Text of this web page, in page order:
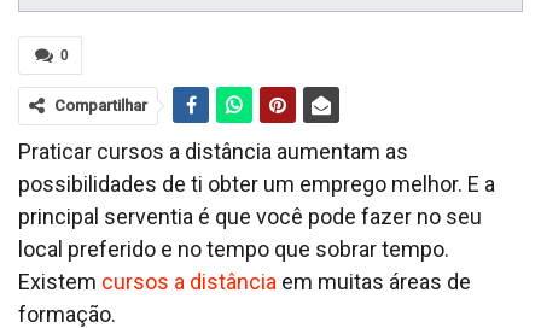
0
Compartilhar
Praticar cursos a distância aumentam as
possibilidades de ti obter um emprego melhor. E a
principal serventia é que você pode fazer no seu
local preferido e no tempo que sobrar tempo.
Existem cursos a distância em muitas áreas de
formação.